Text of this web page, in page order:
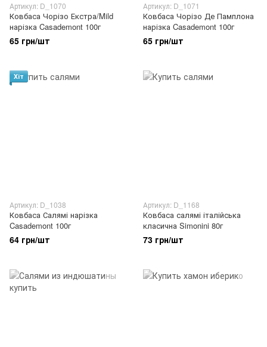
Артикул: D_1070
Ковбаса Чорізо Екстра/Mild
нарізка Casademont 100г
65 грн/шт
Артикул: D_1071
Ковбаса Чорізо Де Памплона
нарізка Casademont 100г
65 грн/шт
Хіт
Артикул: D_1038
Ковбаса Салямі нарізка
Casademont 100г
64 грн/шт
Артикул: D_1168
Ковбаса салямі італійська
класична Simonini 80г
73 грн/шт